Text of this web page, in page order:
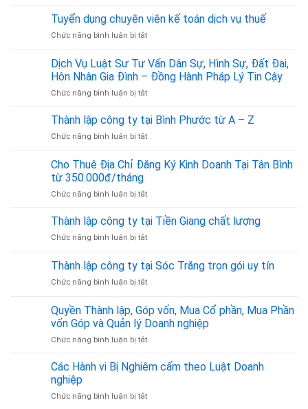
bao
ngành
vận
hành
khách
bao
Cập
định
Tuyển dụng chuyên viên kế toán dịch vụ thuế
Chức năng bình luận bị tắtở
dụng
chuyên
viên
kế
dịch
vụ
thuế
Dịch Vụ Luật Sư Tư Vấn Dân Sự, Hình Sự, Đất Đai,
Hôn Nhân Gia Đình – Đồng Hành Pháp Lý Tin Cậy
Chức năng bình luận bị tắtở
Vụ
Luật
Sư
Vấn
Hình
Đất
Gia
Đình
Hành
Pháp
Lý
Cậy
Thành lập công ty tại Bình Phước từ A – Z
Chức năng bình luận bị tắtở
lập
công
tại
Phước
từ
A
Z
Cho Thuê Địa Chỉ Đăng Ký Kinh Doanh Tại Tân Bình
từ 350.000đ/tháng
Chức năng bình luận bị tắtở
Thuê
Địa
Chỉ
Ký
Doanh
Tân
Bình
Thành lập công ty tại Tiền Giang chất lượng
Chức năng bình luận bị tắtở
lập
công
ty
Tiền
Giang
lượng
Thành lập công ty tại Sóc Trăng trọn gói uy tín
Chức năng bình luận bị tắtở
lập
công
ty
tại
Trăng
uy
Quyền Thành lập, Góp vốn, Mua Cổ phần, Mua Phần
vốn Góp và Quản lý Doanh nghiệp
Chức năng bình luận bị tắtở
Thành
vốn,
Các Hành vi Bị Nghiêm cấm theo Luật Doanh
nghiệp
Chức năng bình luận bị tắtở